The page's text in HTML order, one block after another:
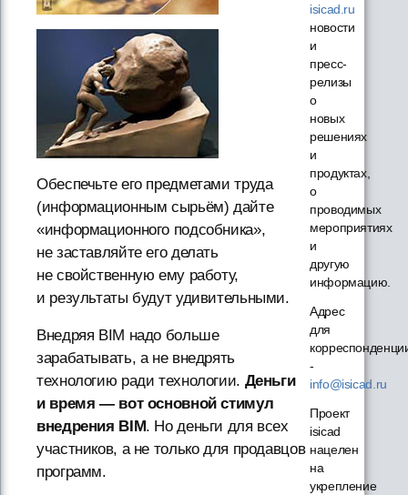
Обеспечьте его предметами труда
(информационным сырьём) дайте
«информационного подсобника»,
не заставляйте его делать
не свойственную ему работу,
и результаты будут удивительными.
Внедряя BIM надо больше
зарабатывать, а не внедрять
технологию ради технологии. Деньги
и время — вот основной стимул
внедрения BIM. Но деньги для всех
участников, а не только для продавцов
программ.
isicad.ru
новости
и
пресс-
релизы
о
новых
решениях
и
продуктах,
о
проводимых
мероприятиях
и
другую
информацию.
Адрес
для
-
info@isicad.ru
Проект
isicad
нацелен
на
укрепление